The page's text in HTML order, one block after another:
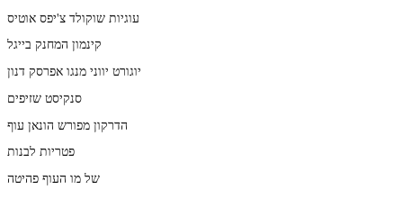
עוגיות שוקולד צ'יפס אוטיס
קינמון המחנק בייגל
יוגורט יווני מנגו אפרסק דנון
סנקיסט שזיפים
הדרקון מפורש הונאן עוף
פטריות לבנות
של מו העוף פהיטה